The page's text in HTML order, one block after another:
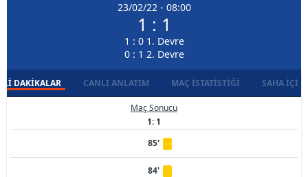
23/02/22 - 08:00
1 : 1
1 : 0 1. Devre
0 : 1 2. Devre
DAKIKALAR CANLI ANLATIM MAÇ İSTATISTIĞI SAHA İÇI
Maç Sonucu
1: 1
85'
84'